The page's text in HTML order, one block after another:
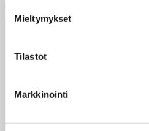
Mieltymykset
Tilastot
Markkinointi
Siltasaarenkatu 4, 7. krs,
00530 Helsinki